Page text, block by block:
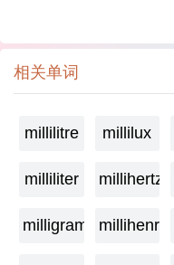
相关单词
millilitre millilux
milliliter millihertz
milligrammemillihenry